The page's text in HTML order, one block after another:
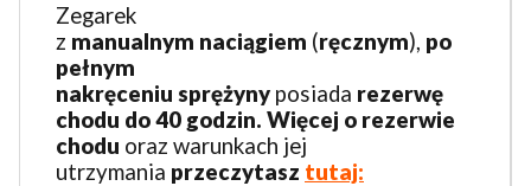
Zegarek
z manualnym naciągiem (ręcznym), po
pełnym
nakręceniu sprężyny posiada rezerwę
chodu do 40 godzin. Więcej o rezerwie
chodu oraz warunkach jej
utrzymania przeczytasz tutaj: